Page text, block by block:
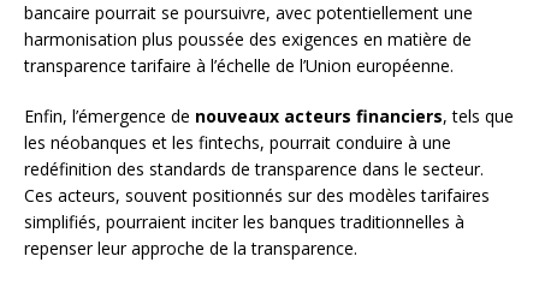
bancaire pourrait se poursuivre, avec potentiellement une
harmonisation plus poussée des exigences en matière de
transparence tarifaire à l’échelle de l’Union européenne.
Enfin, l’émergence de nouveaux acteurs financiers, tels que
les néobanques et les fintechs, pourrait conduire à une
redéfinition des standards de transparence dans le secteur.
Ces acteurs, souvent positionnés sur des modèles tarifaires
simplifiés, pourraient inciter les banques traditionnelles à
repenser leur approche de la transparence.